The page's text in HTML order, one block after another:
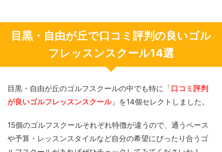
目黒・自由が丘で口コミ評判の良いゴル
フレッスンスクール14選
目黒・自由が丘のゴルフスクールの中でも特に「口コミ評判
が良いゴルフレッスンスクール」を14個セレクトしました。
15個のゴルフスクールそれぞれ特徴が違うので、通うペース
や予算・レッスンスタイルなど自分の希望にぴったり合うゴ